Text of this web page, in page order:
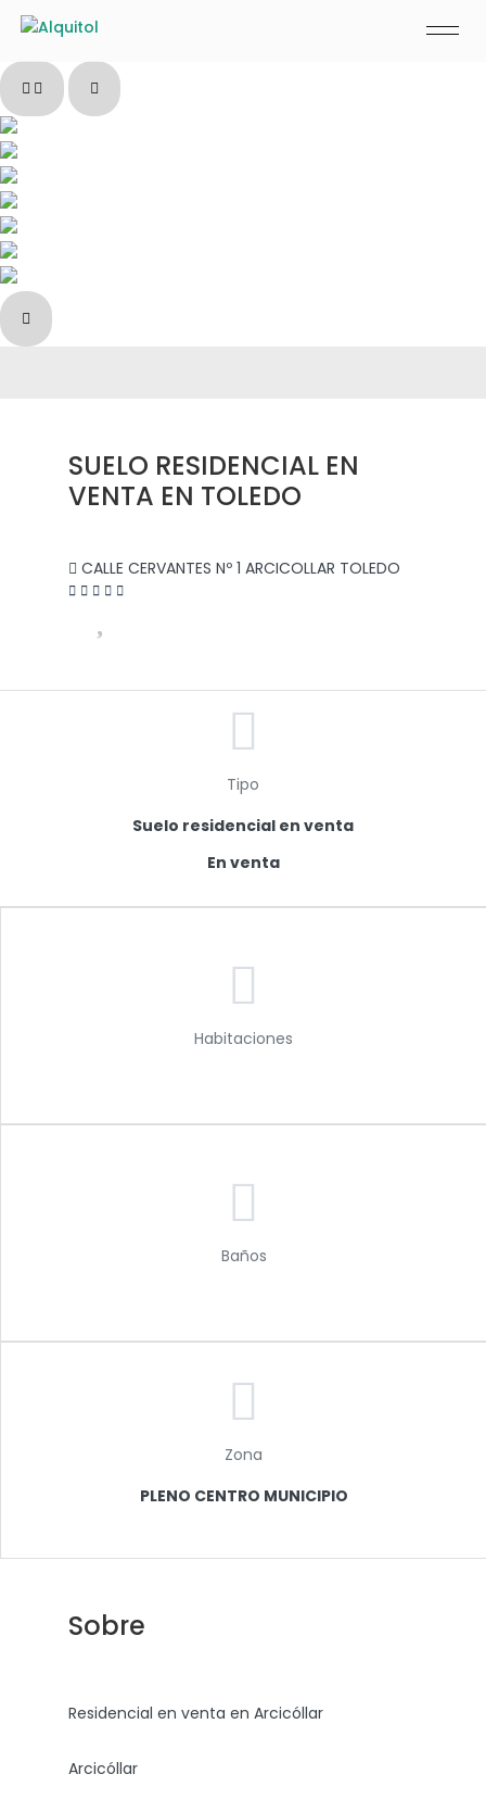
Pause slide rotation
Resume slide rotation
Previous slide
Next slide
SUELO RESIDENCIAL EN
VENTA EN TOLEDO
CALLE CERVANTES Nº 1 ARCICOLLAR TOLEDO
Tipo
Suelo residencial en venta
En venta
Habitaciones
Baños
Zona
PLENO CENTRO MUNICIPIO
Sobre
Residencial en venta en Arcicóllar
Arcicóllar